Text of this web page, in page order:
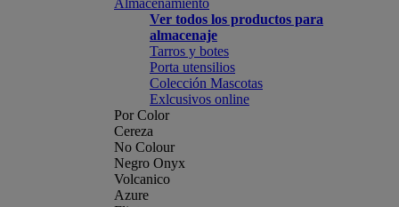
Almacenamiento
Ver todos los productos para
almacenaje
Tarros y botes
Porta utensilios
Colección Mascotas
Exlcusivos online
Por Color
Cereza
No Colour
Negro Onyx
Volcanico
Azure